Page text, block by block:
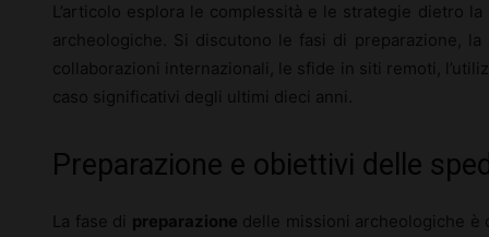
L’articolo esplora le complessità e le strategie dietro
archeologiche. Si discutono le fasi di preparazione,
collaborazioni internazionali, le sfide in siti remoti,
caso significativi degli ultimi dieci anni.
Preparazione e obiettivi delle
La fase di preparazione delle missioni archeologiche è